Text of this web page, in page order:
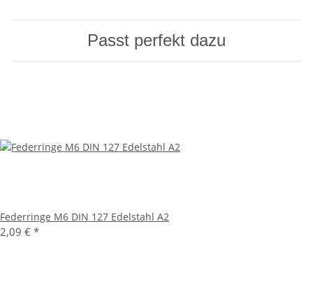
Passt perfekt dazu
Federringe M6 DIN 127 Edelstahl A2
2,09 € *